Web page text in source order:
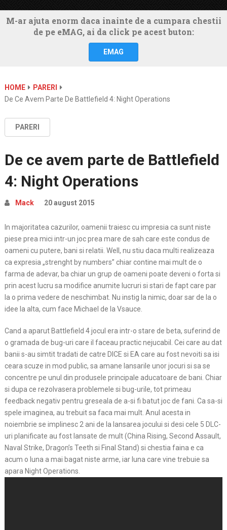
M-ar ajuta enorm daca inainte de a cumpara chestii
de pe eMAG, ai da click pe acest buton:
EMAG
HOME
PARERI
De Ce Avem Parte De Battlefield 4: Night Operations
PARERI
De ce avem parte de Battlefield
4: Night Operations
Mack 20 august 2015
In majoritatea cazurilor, oamenii traiesc cu impresia ca sunt niste
piese prea mici intr-un joc prea mare de sah care este condus de
oameni cu putere, bani si relatii. Well, nu stiu daca multi realizeaza
ca expresia „strenght by numbers” chiar contine mai mult de o
farma de adevar, ba chiar un grup de oameni poate deveni o forta si
prin acest lucru sa modifice anumite lucruri si stari de fapt care par
la o prima vedere de neschimbat. Nu instig la nimic, doar sar de la o
idee la alta, cum face Michael de la Vsauce.
Cand a aparut Battlefield 4 jocul era intr-o stare de beta, suferind de
o gramada de bug-uri care il faceau practic nejucabil. Cei care au dat
banii s-au simtit tradati de catre DICE si EA care au fost nevoiti sa isi
ceara scuze in mod public, sa amane lansarile unor jocuri si sa se
concentre pe unul din produsele principale aducatoare de bani. Chiar
si dupa ce rezolvasera problemele si bug-urile, tot primeau
feedback negativ pentru greseala de a-si fi batut joc de fani. Ca sa-si
spele imaginea, au trebuit sa faca mai mult. Anul acesta in
noiembrie se implinesc 2 ani de la lansarea jocului si desi cele 5 DLC-
uri planificate au fost lansate de mult (China Rising, Second Assault,
Naval Strike, Dragon’s Teeth si Final Stand) si chestia faina e ca
acum o luna a mai bagat niste arme, iar luna care vine trebuie sa
apara Night Operations.